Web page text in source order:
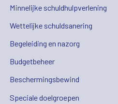
Minnelijke schuldhulpverlening
Wettelijke schuldsanering
Begeleiding en nazorg
Budgetbeheer
Beschermingsbewind
Speciale doelgroepen